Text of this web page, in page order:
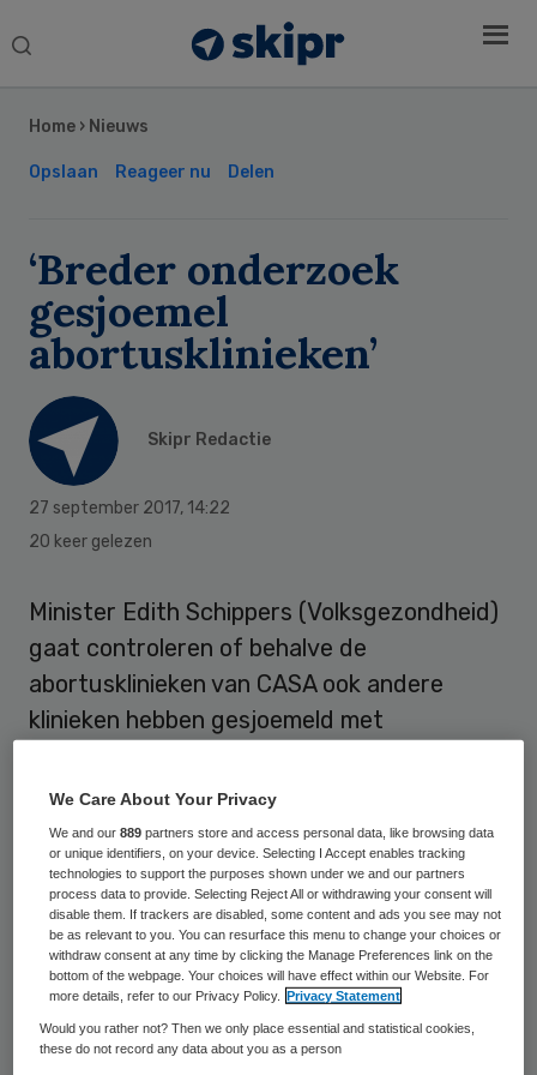
Search
Home › Nieuws
Opslaan Reageer nu Delen
‘Breder onderzoek
gesjoemel
abortusklinieken’
Skipr Redactie
27 september 2017, 14:22
20 keer gelezen
Minister Edith Schippers (Volksgezondheid)
gaat controleren of behalve de
abortusklinieken van CASA ook andere
klinieken hebben gesjoemeld met
subsidievoorwaarden aanpassen en bezien
of ze het toezicht kan verbeteren. Ze
verzekert dat vrouwen die hun
zwangerschap willen afbreken niet hoeven
te vrezen voor een dichte deur.
Schippers acht ingrijpen noodzakelijk na het
faillissement van CASA en de misstanden
Sidebar
We Care About Your Privacy
We and our889 partners store and access personal data, like browsing data
or unique identifiers, on your device. Selecting I Accept enables tracking
technologies to support the purposes shown under we and our partners
process data to provide. Selecting Reject All or withdrawing your consent will
disable them. If trackers are disabled, some content and ads you see may not
be as relevant to you. You can resurface this menu to change your choices or
withdraw consent at any time by clicking the Manage Preferences link on the
bottom of the webpage. Your choices will have effect within our Website. For
more details, refer to our Privacy Policy.
Privacy Statement
Would you rather not? Then we only place essential and statistical cookies,
these do not record any data about you as a person